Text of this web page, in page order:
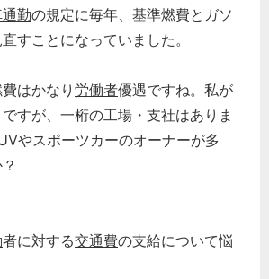
勤の規定に毎年、基準燃費とガソ
すことになっていました。
はかなり 労働者優遇ですね。私が
すが、一桁の工場・支社はありま
やスポーツカーのオーナーが多
者に対する交通費の支給について悩